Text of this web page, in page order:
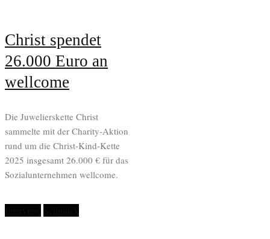
Christ spendet
26.000 Euro an
wellcome
Die Juwelierskette Christ
sammelte mit der Charity-Aktion
rund um die Christ-Kind-Kette
2025 insgesamt 26.000 € für das
Sozialunternehmen wellcome.